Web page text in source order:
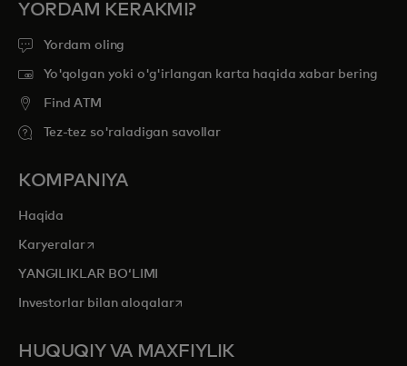
YORDAM KERAKMI?
Yordam oling
Yo'qolgan yoki o'g'irlangan karta haqida xabar bering
Find ATM
Tez-tez so'raladigan savollar
KOMPANIYA
Haqida
Karyeralaropens in a new tab
YANGILIKLAR BOʻLIMI
Investorlar bilan aloqalaropens in a new tab
HUQUQIY VA MAXFIYLIK